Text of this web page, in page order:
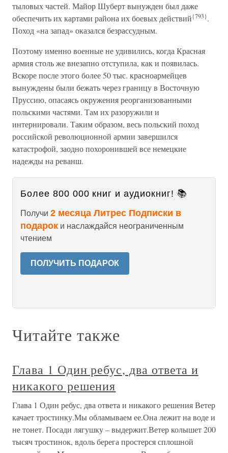
тыловых частей. Майор Шуберт вынужден был даже
обеспечить их картами района их боевых действий{793}.
Поход «на запад» оказался безрассудным.
Поэтому именно военные не удивились, когда Красная
армия столь же внезапно отступила, как и появилась.
Вскоре после этого более 50 тыс. красноармейцев
вынуждены были бежать через границу в Восточную
Пруссию, опасаясь окружения реорганизованными
польскими частями. Там их разоружили и
интернировали. Таким образом, весь польский поход
российской революционной армии завершился
катастрофой, заодно похоронившей все немецкие
надежды на реванш.
Более 800 000 книг и аудиокниг! 📚
Получи 2 месяца Литрес Подписки в
подарок и наслаждайся неограниченным
чтением
ПОЛУЧИТЬ ПОДАРОК
Читайте также
Глава 1 Один ребус, два ответа и
никакого решения
Глава 1 Один ребус, два ответа и никакого решения Ветер
качает тростинку.Мы обламываем ее.Она лежит на воде и
не тонет. Посади лягушку – выдержит.Ветер колышет 200
тысяч тростинок, вдоль берега простерся сплошной